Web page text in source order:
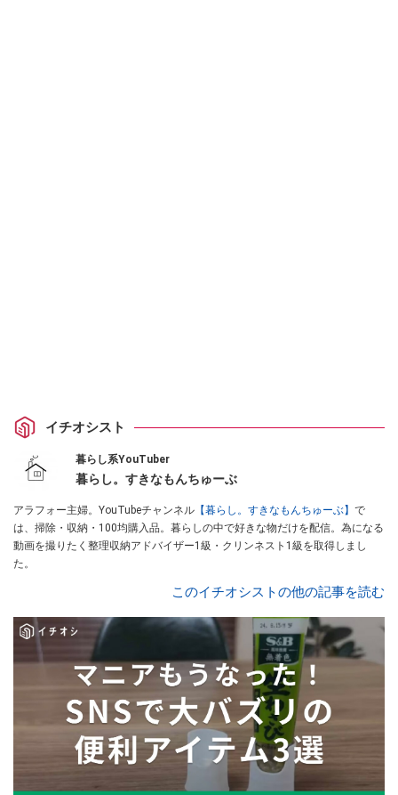
イチオシスト
暮らし系YouTuber
暮らし。すきなもんちゅーぶ
アラフォー主婦。YouTubeチャンネル 【暮らし。すきなもんちゅーぶ】 で
は、掃除・収納・100均購入品。暮らしの中で好きな物だけを配信。為になる
動画を撮りたく整理収納アドバイザー1級・クリンネスト1級を取得しまし
た。
このイチオシストの他の記事を読む